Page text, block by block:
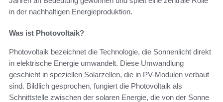
in der nachhaltigen Energieproduktion.
Was ist Photovoltaik?
Photovoltaik bezeichnet die Technologie, die Sonnenlicht direkt
in elektrische Energie umwandelt. Diese Umwandlung
geschieht in speziellen Solarzellen, die in PV-Modulen verbaut
sind. Bildlich gesprochen, fungiert die Photovoltaik als
Schnittstelle zwischen der solaren Energie, die von der Sonne